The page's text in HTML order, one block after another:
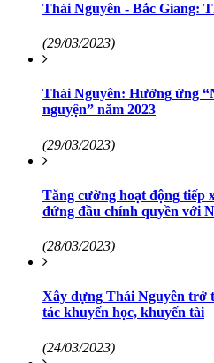
Thái Nguyên - Bắc Giang:
(29/03/2023)
Thái Nguyên: Hưởng ứng
nguyện” năm 2023
(29/03/2023)
Tăng cường hoạt động tiếp
đứng đầu chính quyền với
(28/03/2023)
Xây dựng Thái Nguyên trở
tác khuyến học, khuyến tài
(24/03/2023)